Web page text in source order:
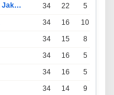
Persatuan Sepak Bola Indonesia Jakarta 34 22 5
34 16 10
34 15 8
34 16 5
34 16 5
34 14 9